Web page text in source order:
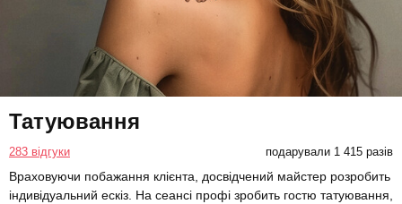
Татуювання
283 відгуки подарували 1 415 разів
Враховуючи побажання клієнта, досвідчений майстер розробить
індивідуальний ескіз. На сеансі профі зробить гостю татуювання,